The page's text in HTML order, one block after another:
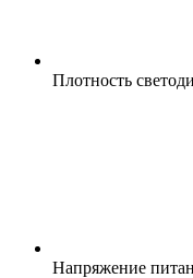
Плотность
Напряжение